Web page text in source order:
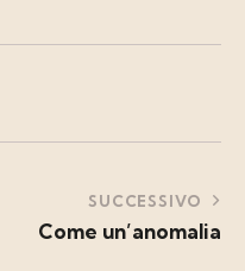
SUCCESSIVO
Come un’anomalia